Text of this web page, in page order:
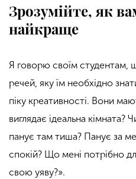
Зрозумійте, як
найкраще
Я говорю своїм студентам,
речей, яку їм необхідно
піку креативності. Вони
виглядає ідеальна кімната?
панує там тиша? Панує за
спокій? Що мені потрібно
свою уяву?».